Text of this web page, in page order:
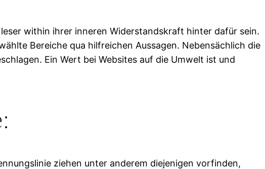
within ihrer inneren Widerstandskraft hinter dafür sein.
Bereiche qua hilfreichen Aussagen. Nebensächlich die
Ein Wert bei Websites auf die Umwelt ist und
ziehen unter anderem diejenigen vorfinden,